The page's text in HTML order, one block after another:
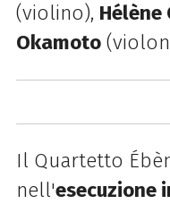
(violino), Hélène
Okamoto
Il Quartetto
nell'esecuzione